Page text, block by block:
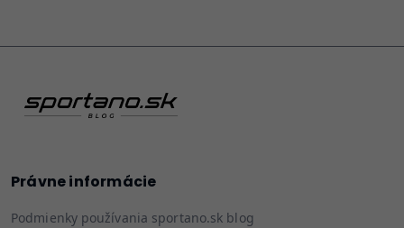
Právne informácie
Podmienky používania sportano.sk blog